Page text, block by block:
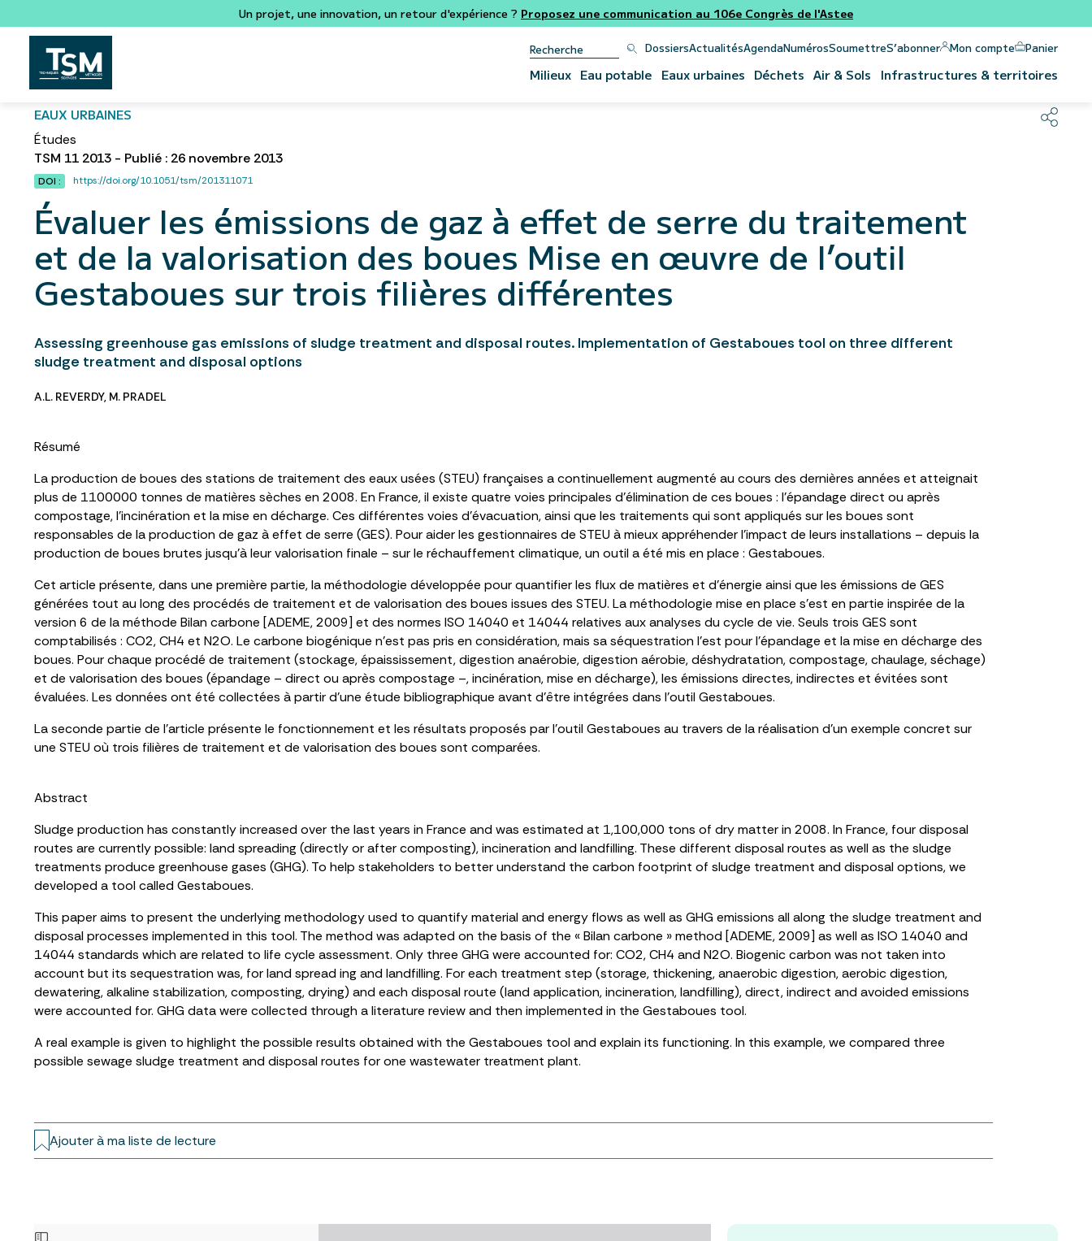
Un projet, une innovation, un retour d'expérience ? Proposez une communication au 106e Congrès de l'Astee
DossiersActualitésAgendaNumérosSoumettreS’abonner Mon compte Panier
Milieux Eau potable Eaux urbaines Déchets Air & Sols Infrastructures & territoires
EAUX URBAINES
Études
TSM 11 2013 - Publié : 26 novembre 2013
DOI : https://doi.org/10.1051/tsm/201311071
Évaluer les émissions de gaz à effet de serre du traitement
et de la valorisation des boues Mise en œuvre de l’outil
Gestaboues sur trois filières différentes
Assessing greenhouse gas emissions of sludge treatment and disposal routes. Implementation of Gestaboues tool on three different
sludge treatment and disposal options
A.L. REVERDY, M. PRADEL
Résumé
La production de boues des stations de traitement des eaux usées (STEU) françaises a continuellement augmenté au cours des dernières années et atteignait
plus de 1100000 tonnes de matières sèches en 2008. En France, il existe quatre voies principales d’élimination de ces boues : l’épandage direct ou après
compostage, l’incinération et la mise en décharge. Ces différentes voies d’évacuation, ainsi que les traitements qui sont appliqués sur les boues sont
responsables de la production de gaz à effet de serre (GES). Pour aider les gestionnaires de STEU à mieux appréhender l’impact de leurs installations – depuis la
production de boues brutes jusqu’à leur valorisation finale – sur le réchauffement climatique, un outil a été mis en place : Gestaboues.
Cet article présente, dans une première partie, la méthodologie développée pour quantifier les flux de matières et d’énergie ainsi que les émissions de GES
générées tout au long des procédés de traitement et de valorisation des boues issues des STEU. La méthodologie mise en place s’est en partie inspirée de la
version 6 de la méthode Bilan carbone [ADEME, 2009] et des normes ISO 14040 et 14044 relatives aux analyses du cycle de vie. Seuls trois GES sont
comptabilisés : CO2, CH4 et N2O. Le carbone biogénique n’est pas pris en considération, mais sa séquestration l’est pour l’épandage et la mise en décharge des
boues. Pour chaque procédé de traitement (stockage, épaississement, digestion anaérobie, digestion aérobie, déshydratation, compostage, chaulage, séchage)
et de valorisation des boues (épandage – direct ou après compostage –, incinération, mise en décharge), les émissions directes, indirectes et évitées sont
évaluées. Les données ont été collectées à partir d’une étude bibliographique avant d’être intégrées dans l’outil Gestaboues.
La seconde partie de l’article présente le fonctionnement et les résultats proposés par l’outil Gestaboues au travers de la réalisation d’un exemple concret sur
une STEU où trois filières de traitement et de valorisation des boues sont comparées.
Abstract
Sludge production has constantly increased over the last years in France and was estimated at 1,100,000 tons of dry matter in 2008. In France, four disposal
routes are currently possible: land spreading (directly or after composting), incineration and landfilling. These different disposal routes as well as the sludge
treatments produce greenhouse gases (GHG). To help stakeholders to better understand the carbon footprint of sludge treatment and disposal options, we
developed a tool called Gestaboues.
This paper aims to present the underlying methodology used to quantify material and energy flows as well as GHG emissions all along the sludge treatment and
disposal processes implemented in this tool. The method was adapted on the basis of the « Bilan carbone » method [ADEME, 2009] as well as ISO 14040 and
14044 standards which are related to life cycle assessment. Only three GHG were accounted for: CO2, CH4 and N2O. Biogenic carbon was not taken into
account but its sequestration was, for land spread ing and landfilling. For each treatment step (storage, thickening, anaerobic digestion, aerobic digestion,
dewatering, alkaline stabilization, composting, drying) and each disposal route (land application, incineration, landfilling), direct, indirect and avoided emissions
were accounted for. GHG data were collected through a literature review and then implemented in the Gestaboues tool.
A real example is given to highlight the possible results obtained with the Gestaboues tool and explain its functioning. In this example, we compared three
possible sewage sludge treatment and disposal routes for one wastewater treatment plant.
Ajouter à ma liste de lecture